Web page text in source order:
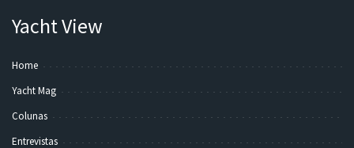
Yacht View
Home
Yacht Mag
Colunas
Entrevistas